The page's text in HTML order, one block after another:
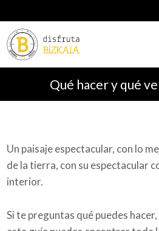
Restaurantes
Qué hacer y qué
Un paisaje espectacular, con lo
de la tierra, con su espectacular
interior.
Si te preguntas qué puedes